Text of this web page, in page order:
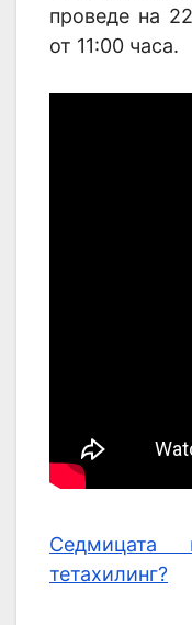
проведе на
от 11:00 часа.
тетахилинг?